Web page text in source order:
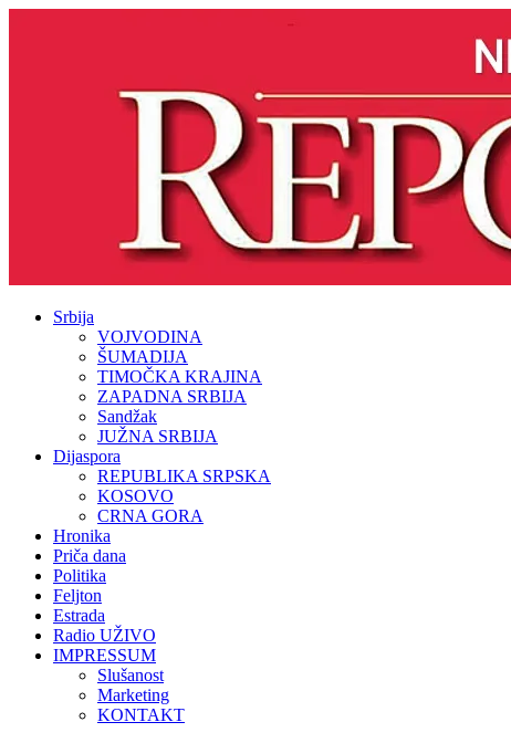
Srbija
VOJVODINA
ŠUMADIJA
TIMOČKA KRAJINA
ZAPADNA SRBIJA
Sandžak
JUŽNA SRBIJA
Dijaspora
REPUBLIKA SRPSKA
KOSOVO
CRNA GORA
Hronika
Priča dana
Politika
Feljton
Estrada
Radio UŽIVO
IMPRESSUM
Slušanost
Marketing
KONTAKT